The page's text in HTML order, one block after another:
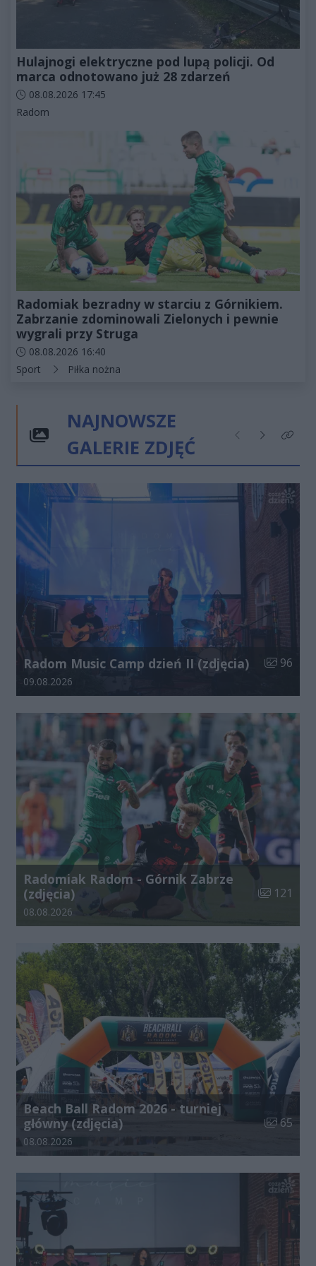
Hulajnogi elektryczne pod lupą policji. Od
marca odnotowano już 28 zdarzeń
Data dodania artykułu:
08.08.2026 17:45
Kategorie artykułu:
Radom
Radomiak bezradny w starciu z Górnikiem.
Zabrzanie zdominowali Zielonych i pewnie
wygrali przy Struga
Data dodania artykułu:
08.08.2026 16:40
Kategorie artykułu:
Sport Piłka nożna
NAJNOWSZE
GALERIE ZDJĘĆ
Poprzednie
NastępneKliknij
Radom Music Camp dzień II (zdjęcia) Liczba
96
Data dodania galerii:
09.08.2026
Radomiak Radom - Górnik Zabrze
(zdjęcia)
Liczba
121
Data dodania galerii:
08.08.2026
Beach Ball Radom 2026 - turniej
główny (zdjęcia)
Liczba
65
Data dodania galerii:
08.08.2026